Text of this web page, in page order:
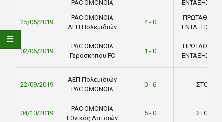
PAC ΟΜΟΝΟΙΑ
ΕΝΤΑΞΗΣ
25/05/2019
PAC ΟΜΟΝΟΙΑ
ΑΕΠ Πολεμιδιών
4 - 0
ΕΝΤΑΞΗΣ
02/06/2019
PAC ΟΜΟΝΟΙΑ
Γεροσκήπου FC
1 - 0
ΕΝΤΑΞΗΣ
22/09/2019
ΑΕΠ Πολεμιδιών
PAC ΟΜΟΝΟΙΑ
0 - 6 ΣΤΟΚ
04/10/2019
PAC ΟΜΟΝΟΙΑ
Εθνικός Λατσιών
5 - 0 ΣΤΟΚ